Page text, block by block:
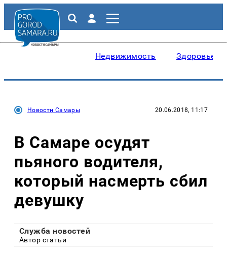
Недвижимость Здоровье
Новости Самары 20.06.2018, 11:17
В Самаре осудят
пьяного водителя,
который насмерть сбил
девушку
Служба новостей
Автор статьи